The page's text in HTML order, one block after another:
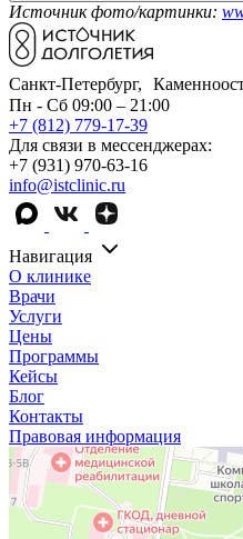
Источник фото/картинки:
Санкт-Петербург,
Пн - Сб 09:00 – 21:00
+7 (812) 779-17-39
Для связи в мессенджерах:
+7 (931) 970-63-16
info@istclinic.ru
Навигация
О клинике
Врачи
Услуги
Цены
Программы
Кейсы
Блог
Контакты
Правовая информация